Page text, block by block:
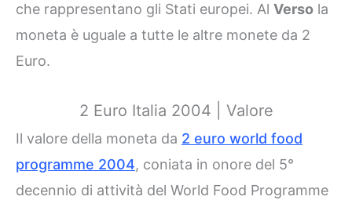
che rappresentano gli Stati europei. Al Verso la
moneta è uguale a tutte le altre monete da 2
Euro.
2 Euro Italia 2004 | Valore
Il valore della moneta da 2 euro world food
programme 2004, coniata in onore del 5°
decennio di attività del World Food Programme